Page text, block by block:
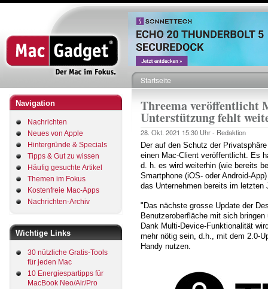
Direkt
zum
Inhalt
Navigation
Nachrichten
Neues von Apple
Hintergründe & Specials
Tipps & Gut zu wissen
Häufig gesuchte Artikel
Themen im Fokus
Kostenfreie Mac-Apps
Nachrichten-Archiv
Wichtige Links
30 nützliche Gratis-Tools
für jeden Mac
10 Energiespartipps für
MacBook Neo/Air/Pro
Pfadnavigation
Startseite
Threema veröffentlicht
Unterstützung fehlt
28. Okt. 2021 15:30 Uhr - Redaktion
Der auf den Schutz der
einen Mac-Client veröffentlicht. Es
d. h. es wird weiterhin (wie bereits
Smartphone (iOS- oder Android-
das Unternehmen bereits im
"Das nächste grosse Update der
Benutzeroberfläche mit sich
Dank Multi-Device-Funktionalität
mehr nötig sein, d.h., mit dem 2.0-
Handy nutzen.